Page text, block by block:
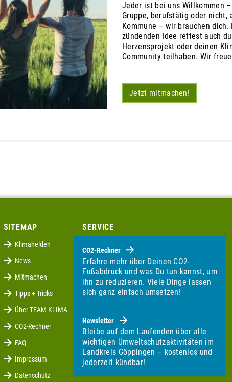
Jeder ist bei uns Willkommen
Gruppe, berufstätig oder nicht,
Kommune – wir brauchen
zündenden Idee rettest auch
Herzensprojekt oder deinen
Community teilhaben. Wir
Jetzt mitmachen!
SITEMAP
Klimahelden
News
Mitmachen
Tipps + Tricks
Über TEAM KLIMA
CO2-Rechner
FAQ
Impressum
Datenschutz
SERVICE
CO2-Rechner
Erfahre mehr über Deinen CO2-
Fußabdruck und was Du tun kannst, um
ihn zu reduzieren. Viele Dinge lassen
sich ganz einfach umsetzen!
Newsletter
Bleibe auf dem Laufenden über alle
wichtigen Umweltschutzaktivitäten im
Landkreis Göppingen – kostenlos und
jederzeit kündbar!